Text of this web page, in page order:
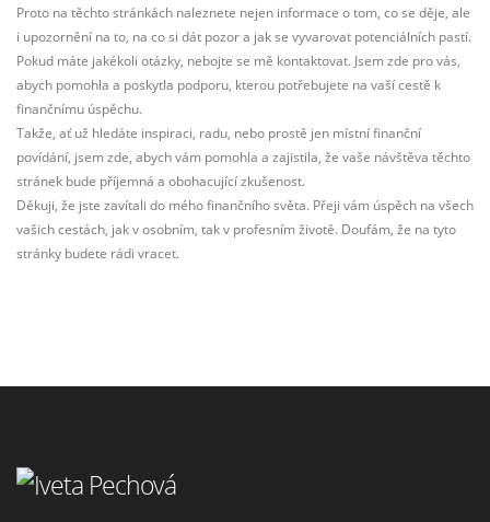
Proto na těchto stránkách naleznete nejen informace o tom, co se děje, ale
i upozornění na to, na co si dát pozor a jak se vyvarovat potenciálních pastí.
Pokud máte jakékoli otázky, nebojte se mě kontaktovat. Jsem zde pro vás,
abych pomohla a poskytla podporu, kterou potřebujete na vaší cestě k
finančnímu úspěchu.
Takže, ať už hledáte inspiraci, radu, nebo prostě jen místní finanční
povídání, jsem zde, abych vám pomohla a zajistila, že vaše návštěva těchto
stránek bude příjemná a obohacující zkušenost.
Děkuji, že jste zavítali do mého finančního světa. Přeji vám úspěch na všech
vašich cestách, jak v osobním, tak v profesním životě. Doufám, že na tyto
stránky budete rádi vracet.